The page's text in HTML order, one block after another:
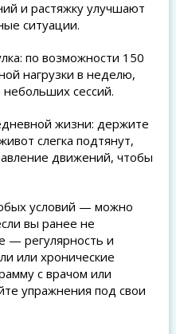
и растяжку улучшают
ситуации.
по возможности 150
нагрузки в неделю,
сессий.
жизни: держите
слегка подтянут,
движений, чтобы
условий — можно
вы ранее не
— регулярность и
или хронические
с врачом или
упражнения под свои